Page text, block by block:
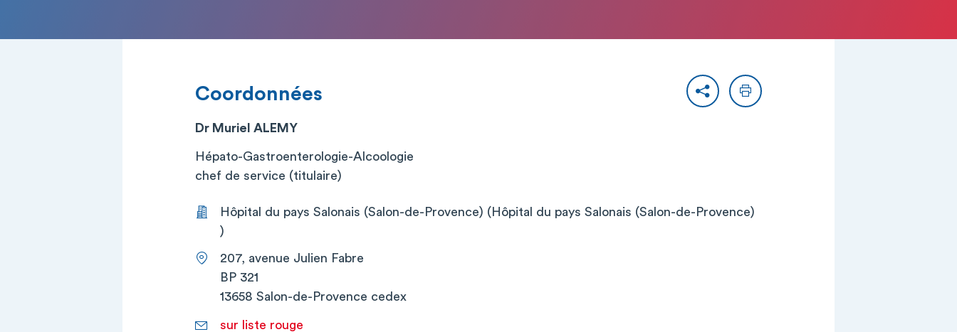
PartagerImprimer
Coordonnées
Dr Muriel ALEMY
Hépato-Gastroenterologie-Alcoologie
chef de service (titulaire)
Hôpital du pays Salonais (Salon-de-Provence) (Hôpital du pays Salonais (Salon-de-Provence)
)
207, avenue Julien Fabre
BP 321
13658 Salon-de-Provence cedex
sur liste rouge